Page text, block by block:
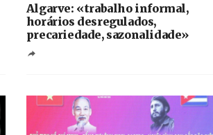
Algarve: «trabalho informal,
horários desregulados,
precariedade, sazonalidade»